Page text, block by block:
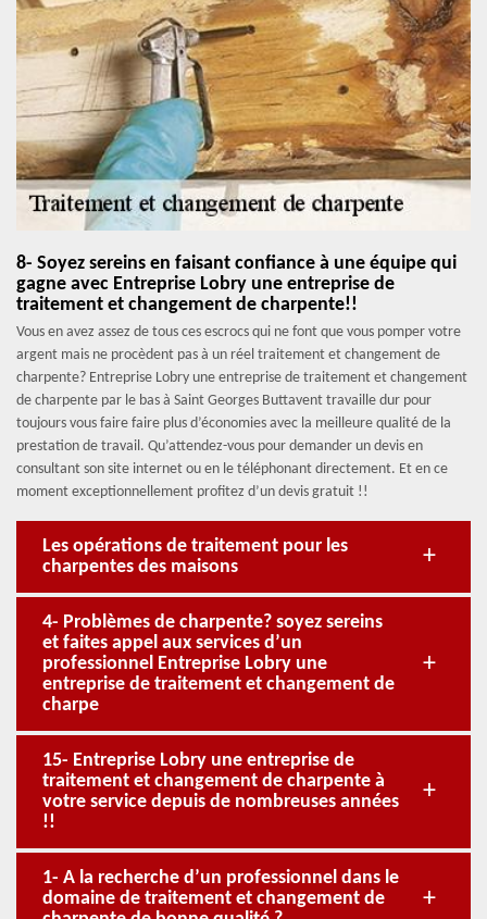
8- Soyez sereins en faisant confiance à une équipe qui
gagne avec Entreprise Lobry une entreprise de
traitement et changement de charpente!!
Vous en avez assez de tous ces escrocs qui ne font que vous pomper votre
argent mais ne procèdent pas à un réel traitement et changement de
charpente? Entreprise Lobry une entreprise de traitement et changement
de charpente par le bas à Saint Georges Buttavent travaille dur pour
toujours vous faire faire plus d’économies avec la meilleure qualité de la
prestation de travail. Qu’attendez-vous pour demander un devis en
consultant son site internet ou en le téléphonant directement. Et en ce
moment exceptionnellement profitez d’un devis gratuit !!
Les opérations de traitement pour les
charpentes des maisons
4- Problèmes de charpente? soyez sereins
et faites appel aux services d’un
professionnel Entreprise Lobry une
entreprise de traitement et changement de
charpe
15- Entreprise Lobry une entreprise de
traitement et changement de charpente à
votre service depuis de nombreuses années
!!
1- A la recherche d’un professionnel dans le
domaine de traitement et changement de